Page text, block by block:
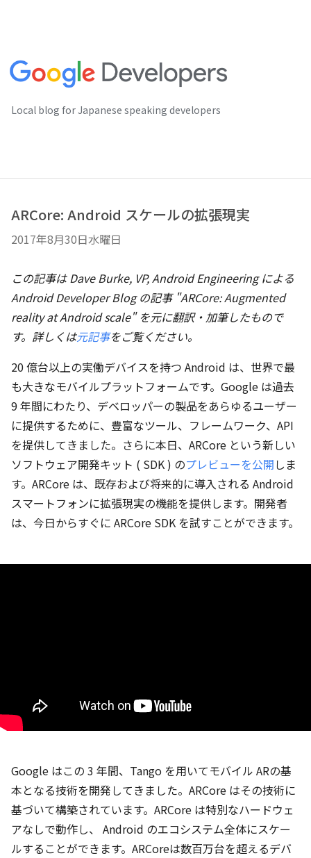
Local blog for Japanese speaking developers
ARCore: Android スケールの拡張現実
2017年8月30日水曜日
この記事は Dave Burke, VP, Android Engineering による
Android Developer Blog の記事 "ARCore: Augmented
reality at Android scale" を元に翻訳・加筆したもので
す。詳しくは元記事をご覧ください。
20 億台以上の実働デバイスを持つ Android は、世界で最
も大きなモバイルプラットフォームです。Google は過去
9 年間にわたり、デベロッパーの製品をあらゆるユーザー
に提供するために、豊富なツール、フレームワーク、API
を提供してきました。さらに本日、ARCore という新しい
ソフトウェア開発キット ( SDK ) のプレビューを公開しま
す。ARCore は、既存および将来的に導入される Android
スマートフォンに拡張現実の機能を提供します。開発者
は、今日からすぐに ARCore SDK を試すことができます。
Google はこの 3 年間、Tango を用いてモバイル ARの基
本となる技術を開発してきました。ARCore はその技術に
基づいて構築されています。ARCore は特別なハードウェ
アなしで動作し、 Android のエコシステム全体にスケー
ルすることができます。ARCoreは数百万台を超えるデバ